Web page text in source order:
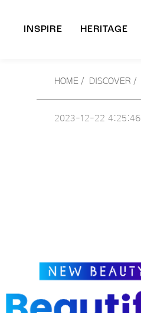
INSPIRE HERITAGE
HOME / DISCOVER /
2023-12-22 4:25:46